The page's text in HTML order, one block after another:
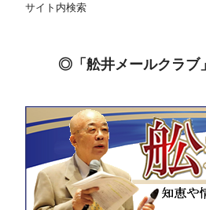
サイト内検索
◎「舩井メールクラブ